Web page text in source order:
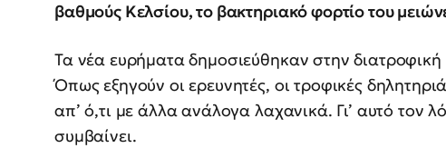
βαθμούς Κελσίου, το βακτηριακό φορτίο του
Τα νέα ευρήματα δημοσιεύθηκαν στην
Όπως εξηγούν οι ερευνητές, οι τροφικές
απ’ ό,τι με άλλα ανάλογα λαχανικά. Γι’ αυτό τον
συμβαίνει.